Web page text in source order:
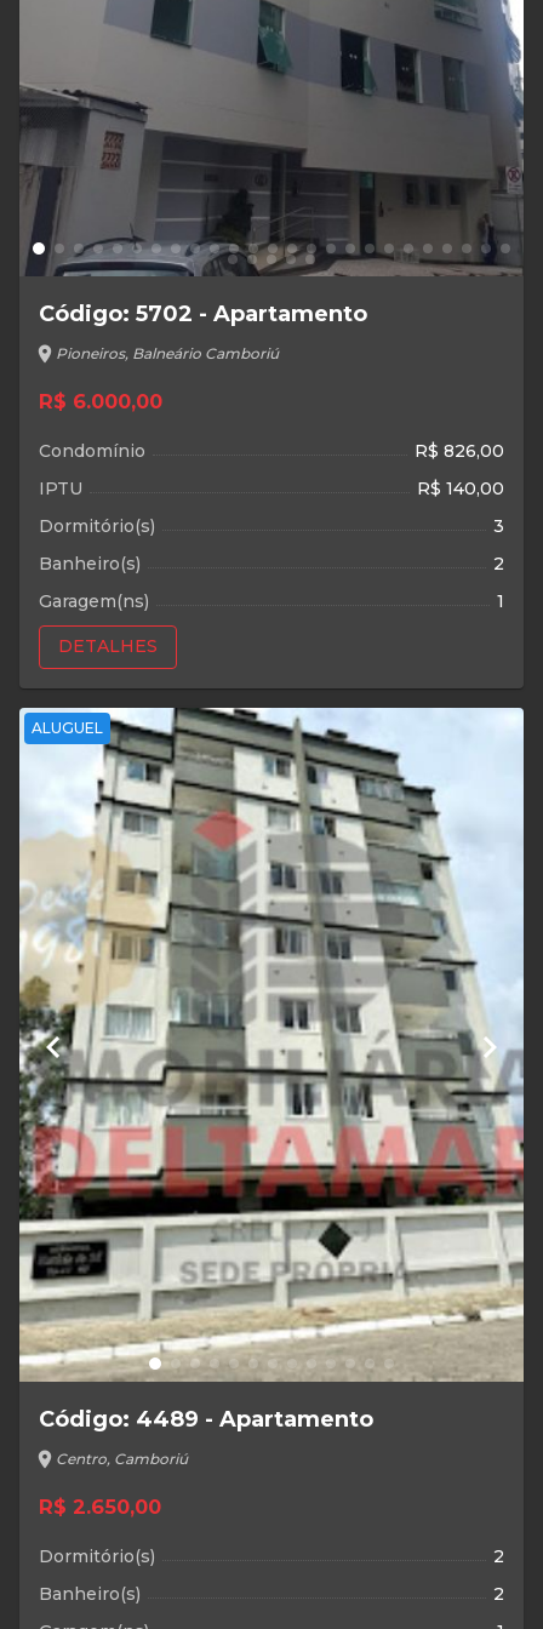
Código: 5702 - Apartamento
location_on Pioneiros, Balneário Camboriú
R$ 6.000,00
Condomínio
R$ 826,00
IPTU
R$ 140,00
Dormitório(s)
3
Banheiro(s)
2
Garagem(ns)
1
DETALHES
ALUGUEL
keyboard_arrow_left keyboard_arrow_right
Código: 4489 - Apartamento
location_on Centro, Camboriú
R$ 2.650,00
Dormitório(s)
2
Banheiro(s)
2